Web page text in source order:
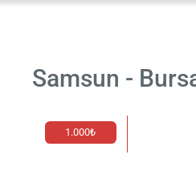
Samsun -
1.000₺